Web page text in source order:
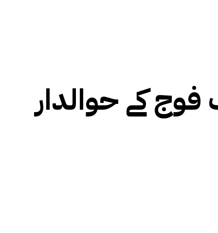
کے حوالدار